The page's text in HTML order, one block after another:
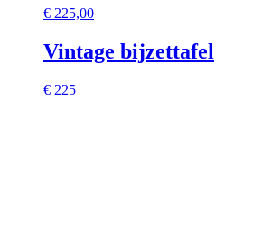
€ 225,00
Vintage bijzettafel
€ 225